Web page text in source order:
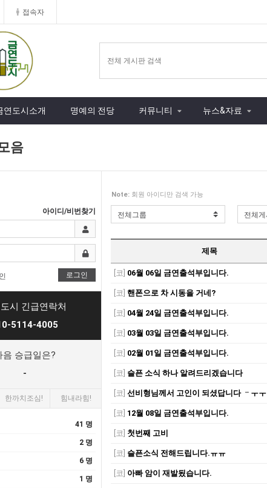
접속자
연도시소개 명예의 전당 커뮤니티 뉴스&자료
음
아이디/비번찾기
로그인
시 긴급연락처
5114-4005
음 승급일은?
-
한까치조심! 힘내라힘!
41 명
2 명
6 명
1 명
Note: 회원 아이디만 검색 가능
제목
[코] 06월 06일 금연출석부입니다.
[코] 핸폰으로 차 시동을 거네?
[코] 04월 24일 금연출석부입니다.
[코] 03월 03일 금연출석부입니다.
[코] 02월 01일 금연출석부입니다.
[코] 슬픈 소식 하나 알려드리겠습니다
[코] 선비형님께서 고인이 되셨답니다 ᆢㅜㅜ
[코] 12월 08일 금연출석부입니다.
[코] 첫번째 고비
[코] 슬픈소식 전해드립니다.ㅠㅠ
[코] 아빠 암이 재발됬습니다.